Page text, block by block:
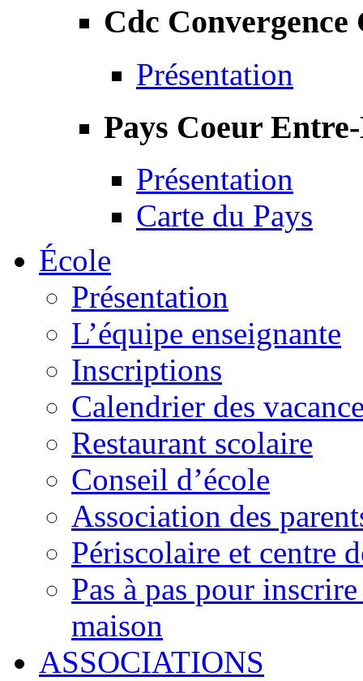
Cdc Convergence
Présentation
Pays Coeur
Présentation
Carte du Pays
École
Présentation
L’équipe enseignante
Inscriptions
Calendrier des
Restaurant scolaire
Conseil d’école
Association des
Périscolaire et centre
Pas à pas pour
maison
ASSOCIATIONS